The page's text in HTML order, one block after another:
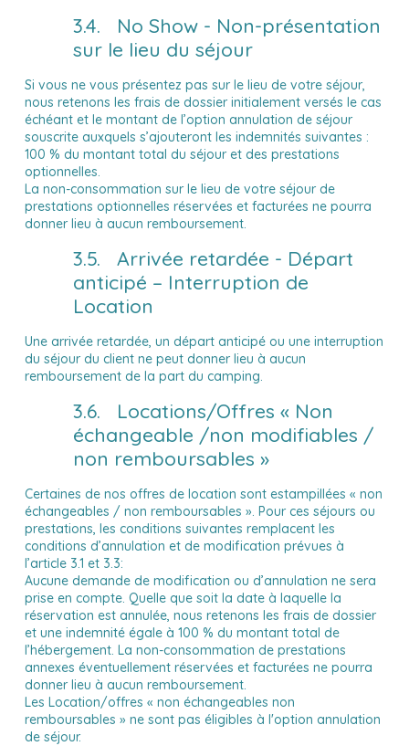
3.4. No Show - Non-présentation
sur le lieu du séjour
Si vous ne vous présentez pas sur le lieu de votre séjour,
nous retenons les frais de dossier initialement versés le cas
échéant et le montant de l’option annulation de séjour
souscrite auxquels s’ajouteront les indemnités suivantes :
100 % du montant total du séjour et des prestations
optionnelles.
La non-consommation sur le lieu de votre séjour de
prestations optionnelles réservées et facturées ne pourra
donner lieu à aucun remboursement.
3.5. Arrivée retardée - Départ
anticipé – Interruption de
Location
Une arrivée retardée, un départ anticipé ou une interruption
du séjour du client ne peut donner lieu à aucun
remboursement de la part du camping.
3.6. Locations/Offres « Non
échangeable /non modifiables /
non remboursables »
Certaines de nos offres de location sont estampillées « non
échangeables / non remboursables ». Pour ces séjours ou
prestations, les conditions suivantes remplacent les
conditions d’annulation et de modification prévues à
l’article 3.1 et 3.3:
Aucune demande de modification ou d’annulation ne sera
prise en compte. Quelle que soit la date à laquelle la
réservation est annulée, nous retenons les frais de dossier
et une indemnité égale à 100 % du montant total de
l’hébergement. La non-consommation de prestations
annexes éventuellement réservées et facturées ne pourra
donner lieu à aucun remboursement.
Les Location/offres « non échangeables non
remboursables » ne sont pas éligibles à l'option annulation
de séjour.